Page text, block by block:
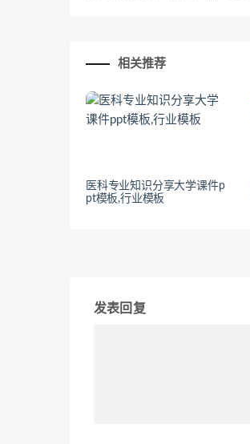
相关推荐
医科专业知识分享大学课件p
pt模板,行业模板
发表回复